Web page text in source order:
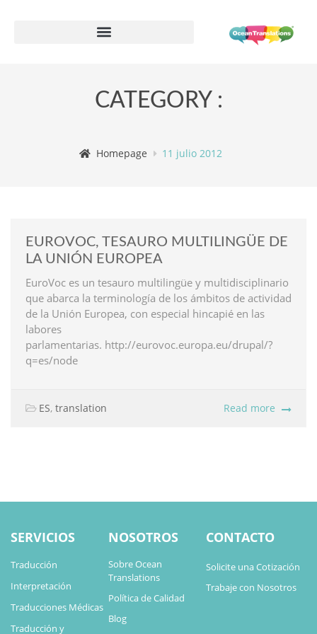
CATEGORY :
Homepage 11 julio 2012
EUROVOC, TESAURO MULTILINGÜE DE
LA UNIÓN EUROPEA
EuroVoc es un tesauro multilingüe y multidisciplinario
que abarca la terminología de los ámbitos de actividad
de la Unión Europea, con especial hincapié en las
labores
parlamentarias. http://eurovoc.europa.eu/drupal/?
q=es/node
ES, translation Read more
SERVICIOS
Traducción
Interpretación
Traducciones Médicas
Traducción y
NOSOTROS
Sobre Ocean
Translations
Política de Calidad
Blog
CONTACTO
Solicite una Cotización
Trabaje con Nosotros